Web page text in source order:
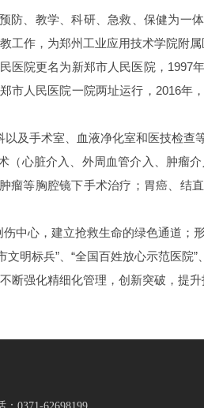
、教学、科研、急救、保健为一
作，为郑州工业应用技术学院附
医院更名为新郑市人民医院，
人民医院一院两址运行，2016
及手术室、血液净化室和医技检
心脏介入、外周血管介入、肿瘤
等胸腔镜下手术治疗；胃癌、
中心，建立抢救生命的绿色通道；
明标兵”、“全国百姓放心示范医院”
强化精细化管理，创新突破，提
：0371-62698199